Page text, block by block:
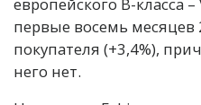
первые восемь месяцев
покупателя (+3,4%),
него нет.